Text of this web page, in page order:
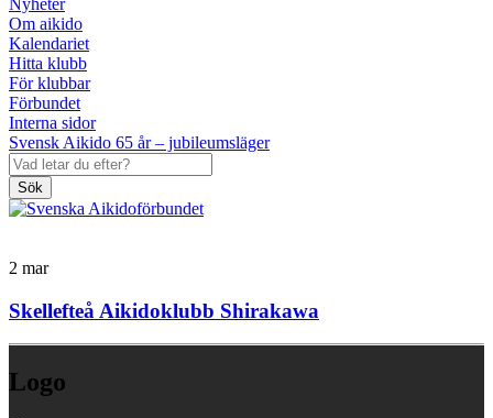
Nyheter
Om aikido
Kalendariet
Hitta klubb
För klubbar
Förbundet
Interna sidor
Svensk Aikido 65 år – jubileumsläger
Sök
2 mar
Skellefteå Aikidoklubb Shirakawa
Logo